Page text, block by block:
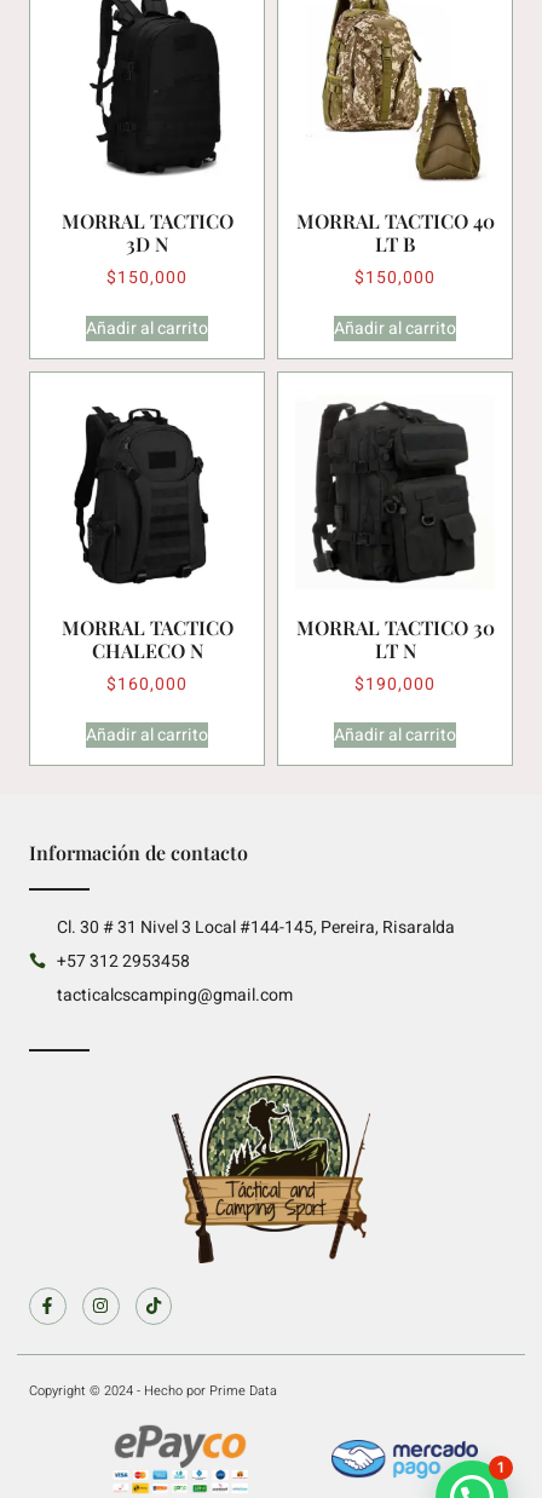
MORRAL TACTICO
3D N
$150,000
Añadir al carrito
MORRAL TACTICO 40
LT B
$150,000
Añadir al carrito
MORRAL TACTICO
CHALECO N
$160,000
Añadir al carrito
MORRAL TACTICO 30
LT N
$190,000
Añadir al carrito
Información de contacto
Cl. 30 # 31 Nivel 3 Local #144-145, Pereira, Risaralda
+57 312 2953458
tacticalcscamping@gmail.com
Copyright © 2024 - Hecho por Prime Data
1